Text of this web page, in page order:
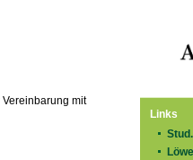
Links
mit